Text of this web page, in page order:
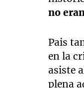
no
Pais
en la
asiste
plena